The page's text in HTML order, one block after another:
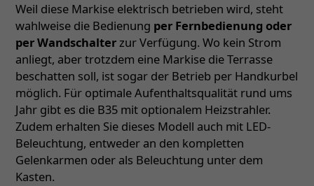
Weil diese Markise elektrisch betrieben wird, steht
wahlweise die Bedienung per Fernbedienung oder
per Wandschalterzur Verfügung. Wo kein Strom
anliegt, aber trotzdem eine Markise die Terrasse
beschatten soll, ist sogar der Betrieb per Handkurbel
möglich. Für optimale Aufenthaltsqualität rund ums
Jahr gibt es die B35 mit optionalem Heizstrahler.
Zudem erhalten Sie dieses Modell auch mit LED-
Beleuchtung, entweder an den kompletten
Gelenkarmen oder als Beleuchtung unter dem
Kasten.